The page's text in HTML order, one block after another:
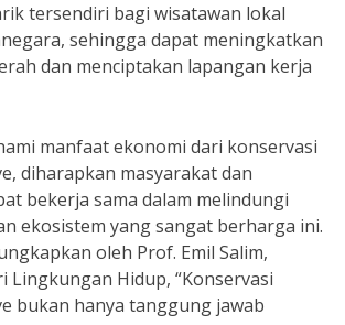
tersendiri bagi wisatawan lokal
sehingga dapat meningkatkan
dan menciptakan lapangan kerja
manfaat ekonomi dari konservasi
diharapkan masyarakat dan
bekerja sama dalam melindungi
ekosistem yang sangat berharga ini.
oleh Prof. Emil Salim,
Lingkungan Hidup, “Konservasi
bukan hanya tanggung jawab